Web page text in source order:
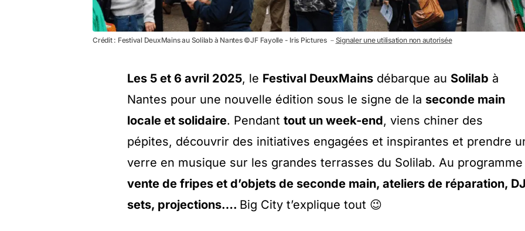
Crédit : Festival DeuxMains au Solilab à Nantes ©JF Fayolle - Iris Pictures － Signaler une utilisation non autorisée
Les 5 et 6 avril 2025, le Festival DeuxMains débarque au Solilab à
Nantes pour une nouvelle édition sous le signe de la seconde main
locale et solidaire. Pendant tout un week-end, viens chiner des
pépites, découvrir des initiatives engagées et inspirantes et prendre
verre en musique sur les grandes terrasses du Solilab. Au
vente de fripes et d’objets de seconde main, ateliers de réparation,
sets, projections…. Big City t’explique tout 😉